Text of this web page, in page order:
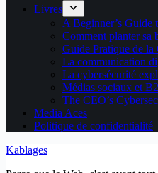
Livres
A Beginner’s Guide
Comment planter sa
Guide Pratique de la
La communication
La cybersécurité
Médias sociaux et
The CEO’s
Media Aces
Politique de confidentialité
Kablages